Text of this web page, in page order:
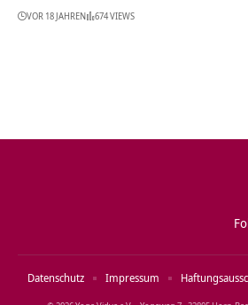
VOR 18 JAHREN 674 VIEWS
Datenschutz Impressum